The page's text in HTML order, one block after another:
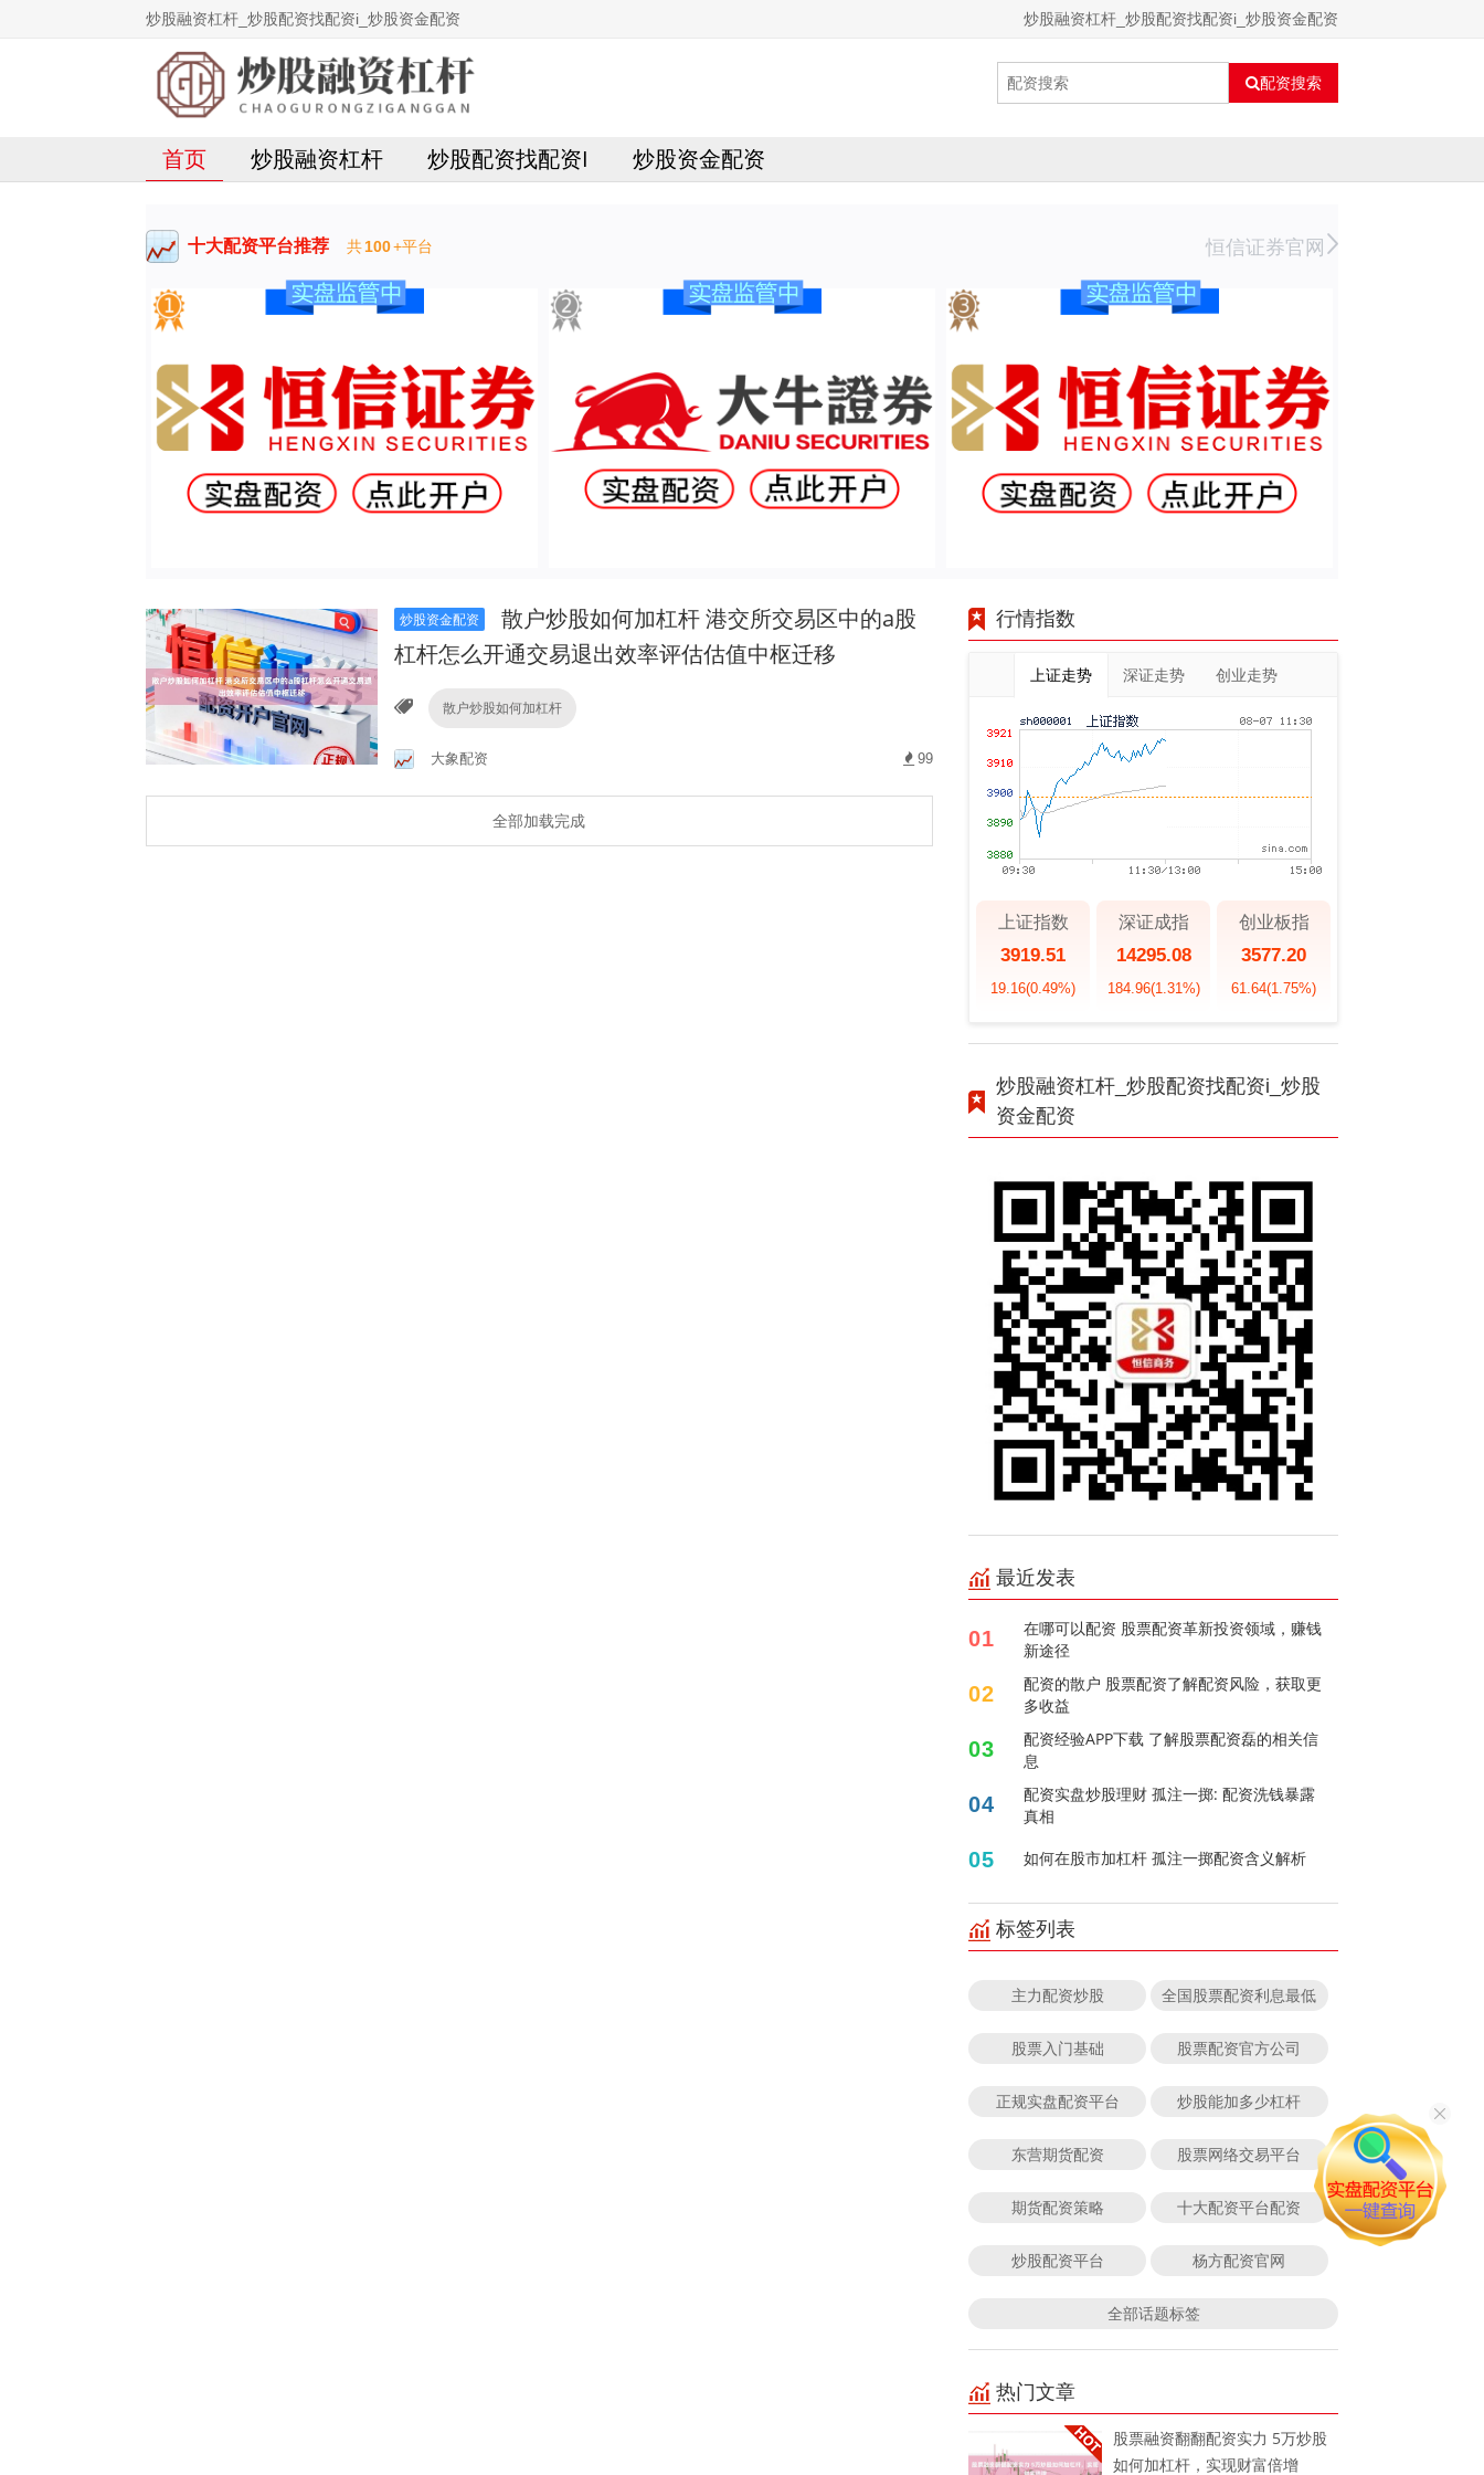
炒股融资杠杆_炒股配资找配资i_炒股资金配资 炒股融资杠杆_炒股配资找配资i_炒股资金配资
配资搜索
首页 炒股融资杠杆 炒股配资找配资I 炒股资金配资
十大配资平台推荐 共100+平台 恒信证券官网
炒股资金配资
散户炒股如何加杠杆 港交所交易区中的a股
杠杆怎么开通交易退出效率评估估值中枢迁移
散户炒股如何加杠杆
大象配资 99
全部加载完成
行情指数
上证走势 深证走势 创业走势
上证指数
3919.51
19.16(0.49%)
深证成指
14295.08
184.96(1.31%)
创业板指
3577.20
61.64(1.75%)
炒股融资杠杆_炒股配资找配资i_炒股
资金配资
最近发表
01
在哪可以配资 股票配资革新投资领域，赚钱
新途径
02
配资的散户 股票配资了解配资风险，获取更
多收益
03
配资经验APP下载 了解股票配资磊的相关信
息
04
配资实盘炒股理财 孤注一掷: 配资洗钱暴露
真相
05 如何在股市加杠杆 孤注一掷配资含义解析
标签列表
主力配资炒股 全国股票配资利息最低
股票入门基础 股票配资官方公司
正规实盘配资平台 炒股能加多少杠杆
东营期货配资 股票网络交易平台
期货配资策略 十大配资平台配资
炒股配资平台 杨方配资官网
全部话题标签
热门文章
股票融资翻翻配资实力 5万炒股
如何加杠杆，实现财富倍增